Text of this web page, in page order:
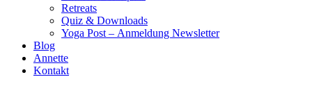
Retreats
Quiz & Downloads
Yoga Post – Anmeldung Newsletter
Blog
Annette
Kontakt